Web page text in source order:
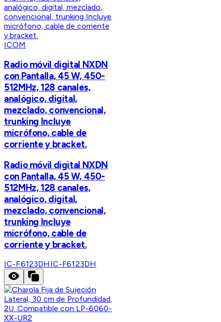
ICOM
Radio móvil digital NXDN
con Pantalla, 45 W, 450-
512MHz, 128 canales,
analógico, digital,
mezclado, convencional,
trunking Incluye
micrófono, cable de
corriente y bracket.
Radio móvil digital NXDN
con Pantalla, 45 W, 450-
512MHz, 128 canales,
analógico, digital,
mezclado, convencional,
trunking Incluye
micrófono, cable de
corriente y bracket.
IC-F6123DH IC-F6123DH